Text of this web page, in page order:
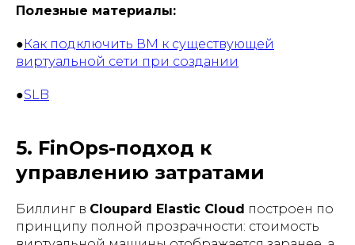
Полезные материалы:
●Как подключить ВМ к существующей
виртуальной сети при создании
●SLB
5. FinOps-подход к
управлению затратами
Биллинг в Cloupard Elastic Cloud построен по
принципу полной прозрачности: стоимость